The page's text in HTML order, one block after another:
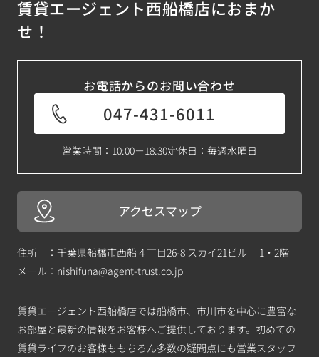
賃貸エージェント西船橋店におまか
せ！
お電話からのお問い合わせ
047-431-6011
営業時間：10:00－18:30定休日：毎週水曜日
アクセスマップ
住所 ：千葉県船橋市西船４丁目26-8 スカイ21ビル 1・2階
メール： nishifuna@agent-trust.co.jp
賃貸エージェント西船橋店では船橋市、市川市を中心に豊富な
お部屋と最新の情報をお客様へご提供しております。初めての
賃貸ライフのお客様ももちろん多数の疑問点にも営業スタッフ